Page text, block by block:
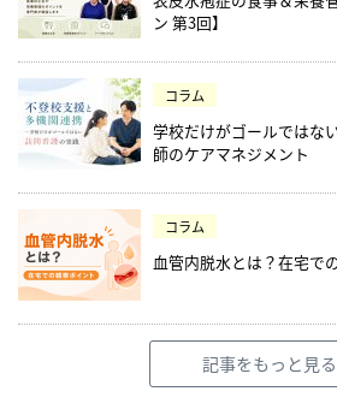
ン 第3回】
コラム
学校だけがゴールではな
師のケアマネジメント
コラム
血管内脱水とは？在宅で
記事をもっと見る